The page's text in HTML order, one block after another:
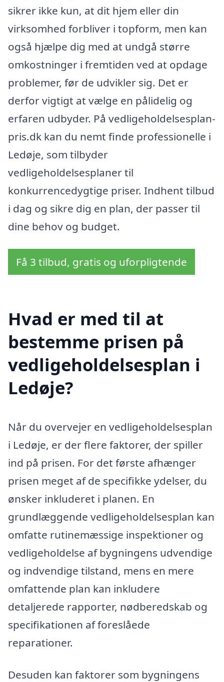
sikrer ikke kun, at dit hjem eller din
virksomhed forbliver i topform, men kan
også hjælpe dig med at undgå større
omkostninger i fremtiden ved at opdage
problemer, før de udvikler sig. Det er
derfor vigtigt at vælge en pålidelig og
erfaren udbyder. På vedligeholdelsesplan-
pris.dk kan du nemt finde professionelle i
Ledøje, som tilbyder
vedligeholdelsesplaner til
konkurrencedygtige priser. Indhent tilbud
i dag og sikre dig en plan, der passer til
dine behov og budget.
Få 3 tilbud, gratis og uforpligtende
Hvad er med til at
bestemme prisen på
vedligeholdelsesplan i
Ledøje?
Når du overvejer en vedligeholdelsesplan
i Ledøje, er der flere faktorer, der spiller
ind på prisen. For det første afhænger
prisen meget af de specifikke ydelser, du
ønsker inkluderet i planen. En
grundlæggende vedligeholdelsesplan kan
omfatte rutinemæssige inspektioner og
vedligeholdelse af bygningens udvendige
og indvendige tilstand, mens en mere
omfattende plan kan inkludere
detaljerede rapporter, nødberedskab og
specifikationen af foreslåede
reparationer.
Desuden kan faktorer som bygningens